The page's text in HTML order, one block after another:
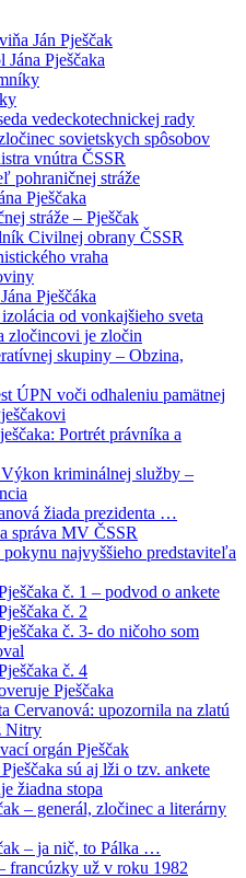
Ján Pješčak
Pješčaka
vedeckotechnickej rady
sovietskych spôsobov
vnútra ČSSR
pohraničnej stráže
Pješčaka
stráže – Pješčak
Civilnej obrany ČSSR
vraha
Pješčáka
od vonkajšieho sveta
zločincovi je zločin
skupiny – Obzina,
ÚPN voči odhaleniu pamätnej
Portrét právníka a
Výkon kriminálnej služby –
žiada prezidenta …
správa MV ČSSR
pokynu najvyššieho predstaviteľa
č. 1 – podvod o ankete
č. 2
č. 3- do ničoho som
č. 4
Pješčaka
Cervanová: upozornila na zlatú
Nitry
orgán Pješčak
sú aj lži o tzv. ankete
žiadna stopa
– generál, zločinec a literárny
– ja nič, to Pálka …
francúzky už v roku 1982